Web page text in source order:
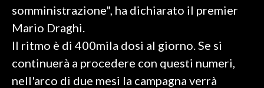
CULTURA
GOSSIP
somministrazione", ha dichiarato il premier
Mario Draghi.
Il ritmo è di 400mila dosi al giorno. Se si
continuerà a procedere con questi numeri,
nell'arco di due mesi la campagna verrà